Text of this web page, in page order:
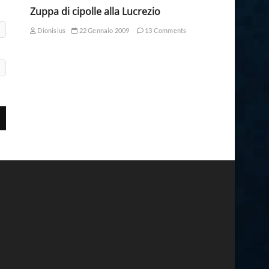
Zuppa di cipolle alla Lucrezio
Dionisius 22 Gennaio 2009 13 Comments